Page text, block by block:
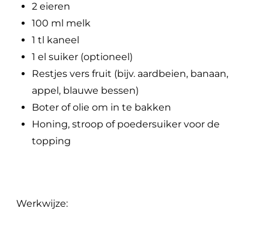
2 eieren
100 ml melk
1 tl kaneel
1 el suiker (optioneel)
Restjes vers fruit (bijv. aardbeien, banaan,
appel, blauwe bessen)
Boter of olie om in te bakken
Honing, stroop of poedersuiker voor de
topping
Werkwijze: